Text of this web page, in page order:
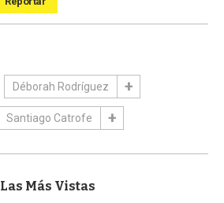
Déborah Rodríguez
Santiago Catrofe
Las Más Vistas